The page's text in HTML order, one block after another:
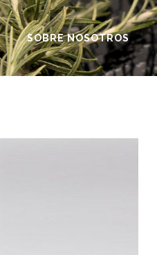
SOBRE NOSOTROS